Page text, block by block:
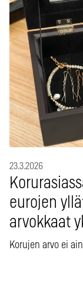
23.3.2026
eurojen
arvokkaat
Korujen arvo ei